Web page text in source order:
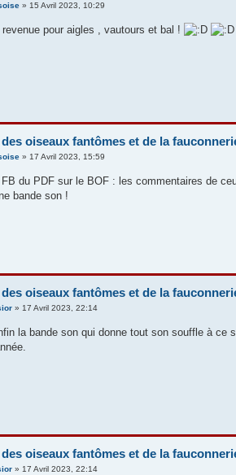
» 15 Avril 2023, 10:29
pour aigles , vautours et bal !
oiseaux fantômes et de la
» 17 Avril 2023, 15:59
du PDF sur le BOF : les commentaires de
bande son !
oiseaux fantômes et de la
» 17 Avril 2023, 22:14
la bande son qui donne tout son souffle à ce
oiseaux fantômes et de la
» 17 Avril 2023, 22:14